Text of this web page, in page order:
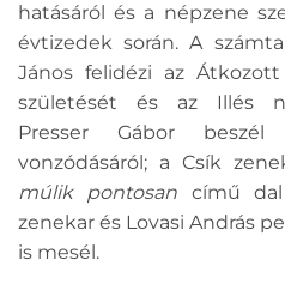
hatásáról és a népzene
évtizedek során. A
János felidézi az
születését és az Illés
Presser Gábor
vonzódásáról; a Csík
múlik pontosan című dal
zenekar és Lovasi András
is mesél.